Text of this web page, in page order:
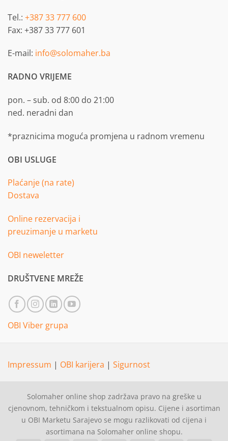
Tel.: +387 33 777 600
Fax: +387 33 777 601
E-mail: info@solomaher.ba
RADNO VRIJEME
pon. – sub. od 8:00 do 21:00
ned. neradni dan
*praznicima moguća promjena u radnom vremenu
OBI USLUGE
Plaćanje (na rate)
Dostava
Online rezervacija i
preuzimanje u marketu
OBI neweletter
DRUŠTVENE MREŽE
OBI Viber grupa
Impressum | OBI karijera | Sigurnost
Solomaher online shop zadržava pravo na greške u
cjenovnom, tehničkom i tekstualnom opisu. Cijene i asortiman
u OBI Marketu Sarajevo se mogu razlikovati od cijena i
asortimana na Solomaher online shopu.